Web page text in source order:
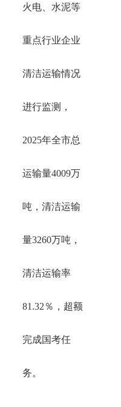
火电、水泥等
重点行业企业
清洁运输情况
进行监测，
2025年全市总
运输量4009万
吨，清洁运输
量3260万吨，
清洁运输率
81.32％，超额
完成国考任
务。